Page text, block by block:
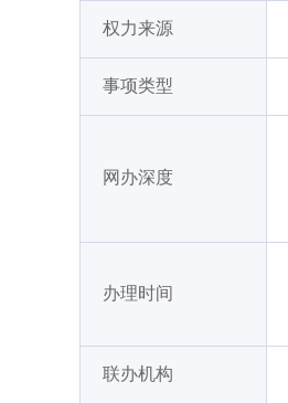
权力来源
事项类型
网办深度
办理时间
联办机构